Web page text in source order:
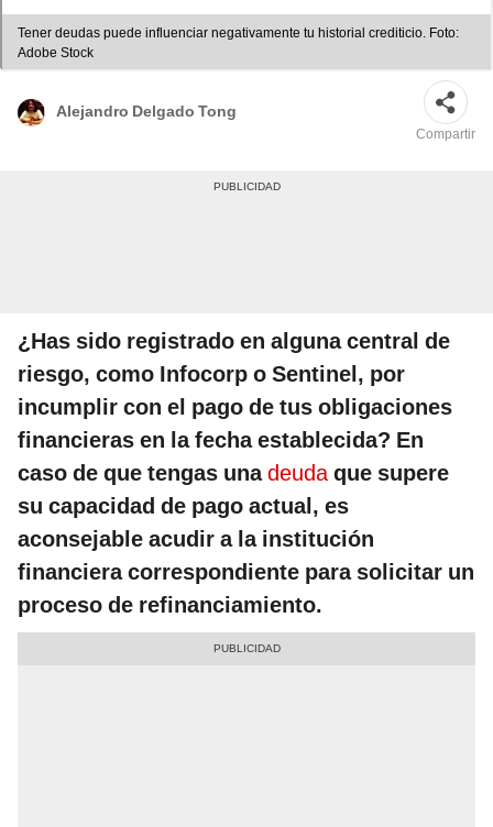
Tener deudas puede influenciar negativamente tu historial crediticio. Foto:
Adobe Stock
Alejandro Delgado Tong
Compartir
¿Has sido registrado en alguna central de
riesgo, como Infocorp o Sentinel, por
incumplir con el pago de tus obligaciones
financieras en la fecha establecida? En
caso de que tengas unadeudaque supere
su capacidad de pago actual, es
aconsejable acudir a la institución
financiera correspondiente para solicitar un
proceso de refinanciamiento.